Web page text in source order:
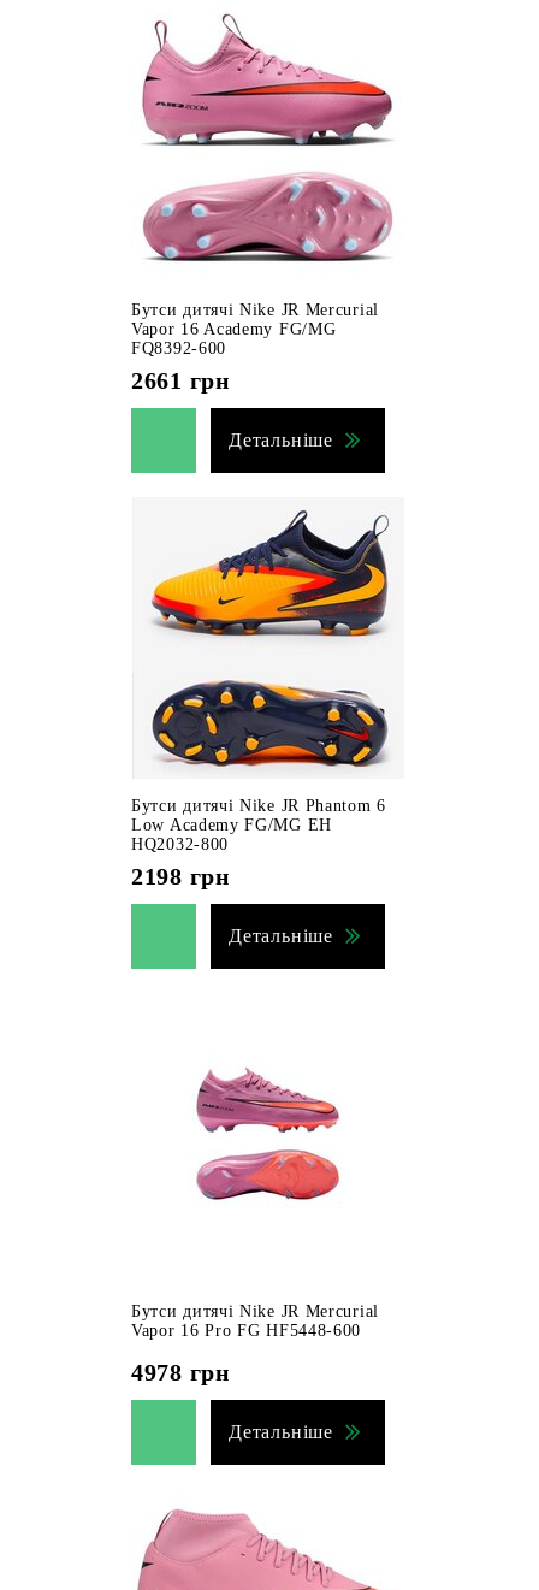
Бутси дитячі Nike JR Mercurial
Vapor 16 Academy FG/MG
FQ8392-600
2661 грн
Детальніше
Бутси дитячі Nike JR Phantom 6
Low Academy FG/MG EH
HQ2032-800
2198 грн
Детальніше
Бутси дитячі Nike JR Mercurial
Vapor 16 Pro FG HF5448-600
4978 грн
Детальніше